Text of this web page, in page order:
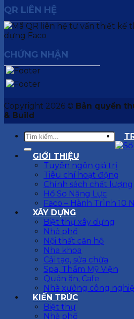
QR LIÊN HỆ
CHỨNG NHẬN
Copyright 2026 © Bản quyền
& Build
GIỚI THIỆU
Tuyên ngôn giá trị
Tiêu chí hoạt động
Chính sách chất lượng
Hồ Sơ Năng Lực
Faco – Hành Trình 10
XÂY DỰNG
Biệt thự xây dựng
Nhà phố
Nội thất căn hộ
Nha khoa
Cải tạo, sửa chữa
Spa, Thẩm Mỹ Viện
Quán ăn, Cafe
Nhà xưởng công
KIẾN TRÚC
Biệt thự
Nhà phố